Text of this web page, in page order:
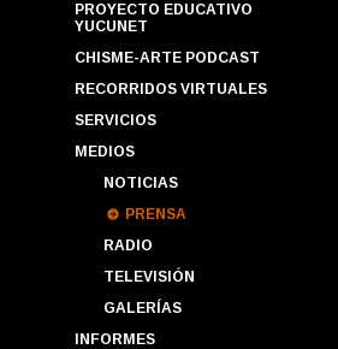
PROYECTO EDUCATIVO
YUCUNET
CHISME-ARTE PODCAST
RECORRIDOS VIRTUALES
SERVICIOS
MEDIOS
NOTICIAS
PRENSA
RADIO
TELEVISIÓN
GALERÍAS
INFORMES